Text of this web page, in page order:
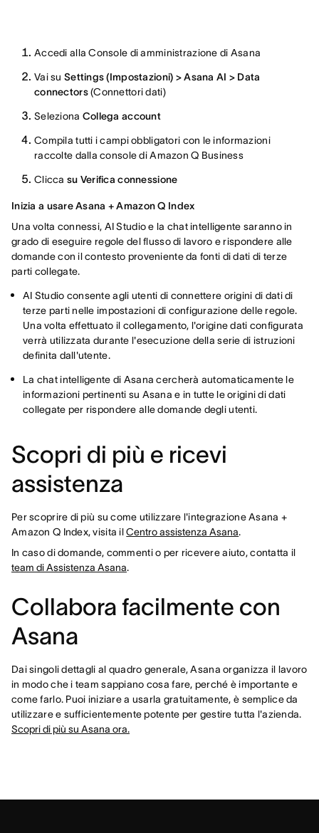
Accedi alla Console di amministrazione di Asana
Vai su Settings (Impostazioni) > Asana AI > Data
connectors(Connettori dati)
Seleziona Collega account
Compila tutti i campi obbligatori con le informazioni
raccolte dalla console di Amazon Q Business
Clicca su Verifica connessione
Inizia a usare Asana + Amazon Q Index
Una volta connessi, AI Studio e la chat intelligente saranno in
grado di eseguire regole del flusso di lavoro e rispondere alle
domande con il contesto proveniente da fonti di dati di terze
parti collegate.
AI Studio consente agli utenti di connettere origini di dati di
terze parti nelle impostazioni di configurazione delle regole.
Una volta effettuato il collegamento, l'origine dati configurata
verrà utilizzata durante l'esecuzione della serie di istruzioni
definita dall'utente.
La chat intelligente di Asana cercherà automaticamente le
informazioni pertinenti su Asana e in tutte le origini di dati
collegate per rispondere alle domande degli utenti.
Scopri di più e ricevi
assistenza
Per scoprire di più su come utilizzare l'integrazione Asana +
Amazon Q Index, visita ilCentro assistenza Asana.
In caso di domande, commenti o per ricevere aiuto, contatta il
team di Assistenza Asana.
Collabora facilmente con
Asana
Dai singoli dettagli al quadro generale, Asana organizza il lavoro
in modo che i team sappiano cosa fare, perché è importante e
come farlo. Puoi iniziare a usarla gratuitamente, è semplice da
utilizzare e sufficientemente potente per gestire tutta l'azienda.
Scopri di più su Asana ora.